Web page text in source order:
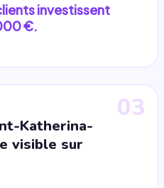
investissent
€.
03
Katherina-
visible sur